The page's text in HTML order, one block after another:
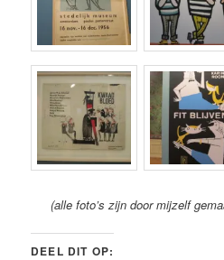
(alle foto’s zijn door mijzelf
DEEL DIT OP: